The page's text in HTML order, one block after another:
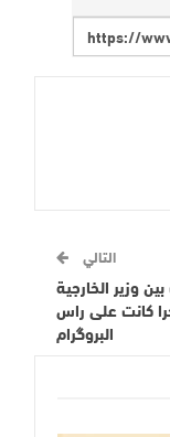
التالي
وزير الخارجية
كانت على راس
البروگرام